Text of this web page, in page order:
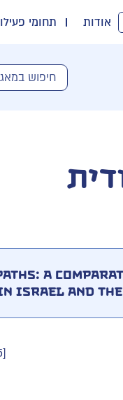
אודות תחומי
A
Israel and the